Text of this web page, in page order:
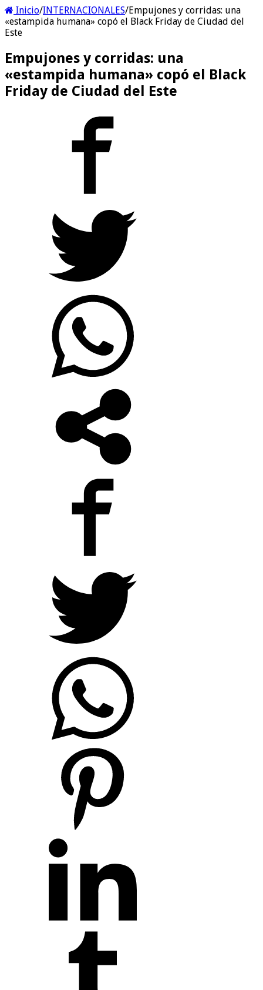
Inicio/INTERNACIONALES/Empujones y corridas: una
«estampida humana» copó el Black Friday de Ciudad del
Este
Empujones y corridas: una
«estampida humana» copó el Black
Friday de Ciudad del Este